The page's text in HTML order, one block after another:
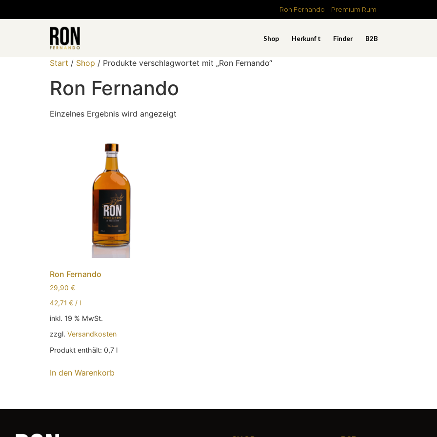
Ron Fernando – Premium Rum
Shop Herkunft Finder B2B
Start / Shop / Produkte verschlagwortet mit „Ron Fernando“
Ron Fernando
Einzelnes Ergebnis wird angezeigt
Ron Fernando
29,90 €
42,71 € / l
inkl. 19 % MwSt.
zzgl. Versandkosten
Produkt enthält: 0,7 l
In den Warenkorb